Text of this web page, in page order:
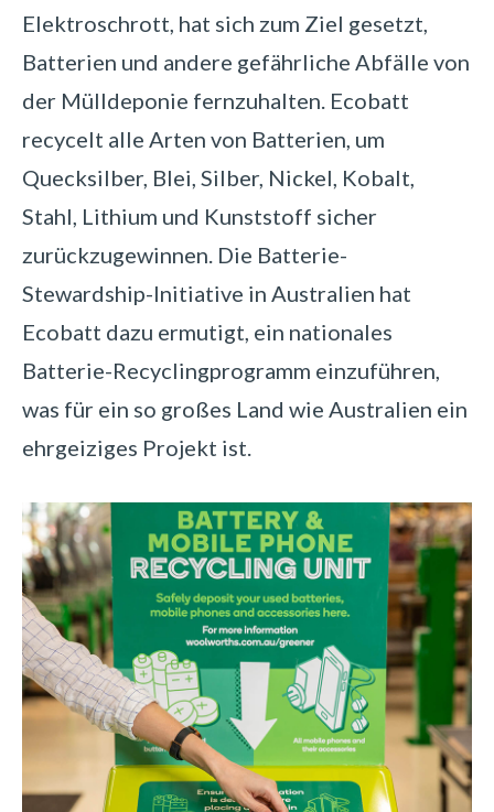
Elektroschrott, hat sich zum Ziel gesetzt,
Batterien und andere gefährliche Abfälle von
der Mülldeponie fernzuhalten. Ecobatt
recycelt alle Arten von Batterien, um
Quecksilber, Blei, Silber, Nickel, Kobalt,
Stahl, Lithium und Kunststoff sicher
zurückzugewinnen. Die Batterie-
Stewardship-Initiative in Australien hat
Ecobatt dazu ermutigt, ein nationales
Batterie-Recyclingprogramm einzuführen,
was für ein so großes Land wie Australien ein
ehrgeiziges Projekt ist.